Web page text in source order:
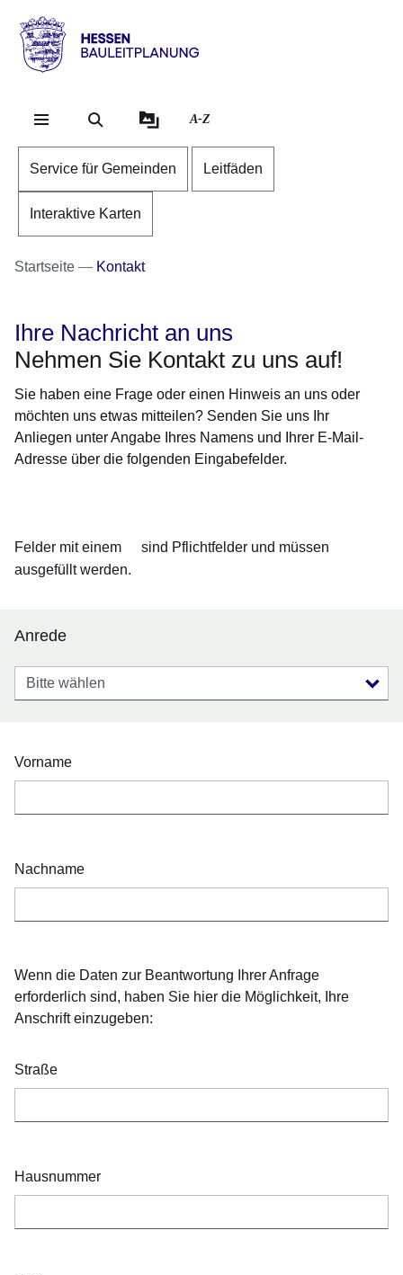
Hessen
Bauleitplanung
A-Z
Service für Gemeinden Leitfäden
Interaktive Karten
Startseite Kontakt
Ihre Nachricht an uns
Nehmen Sie Kontakt zu uns auf!
Sie haben eine Frage oder einen Hinweis an uns oder
möchten uns etwas mitteilen? Senden Sie uns Ihr
Anliegen unter Angabe Ihres Namens und Ihrer E-Mail-
Adresse über die folgenden Eingabefelder.
Felder mit einem
sind Pflichtfelder und müssen
ausgefüllt werden.
Anrede
Anrede
Vorname
Nachname
Wenn die Daten zur Beantwortung Ihrer Anfrage
erforderlich sind, haben Sie hier die Möglichkeit, Ihre
Anschrift einzugeben:
Straße
Hausnummer